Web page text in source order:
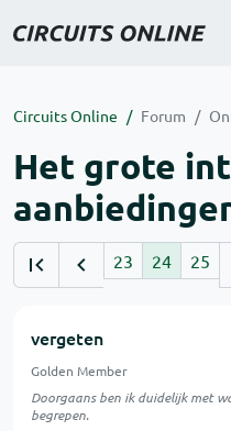
Circuits Online Forum
Het grote
23 24 25
vergeten
Golden Member
Doorgaans ben ik duidelijk met
begrepen.